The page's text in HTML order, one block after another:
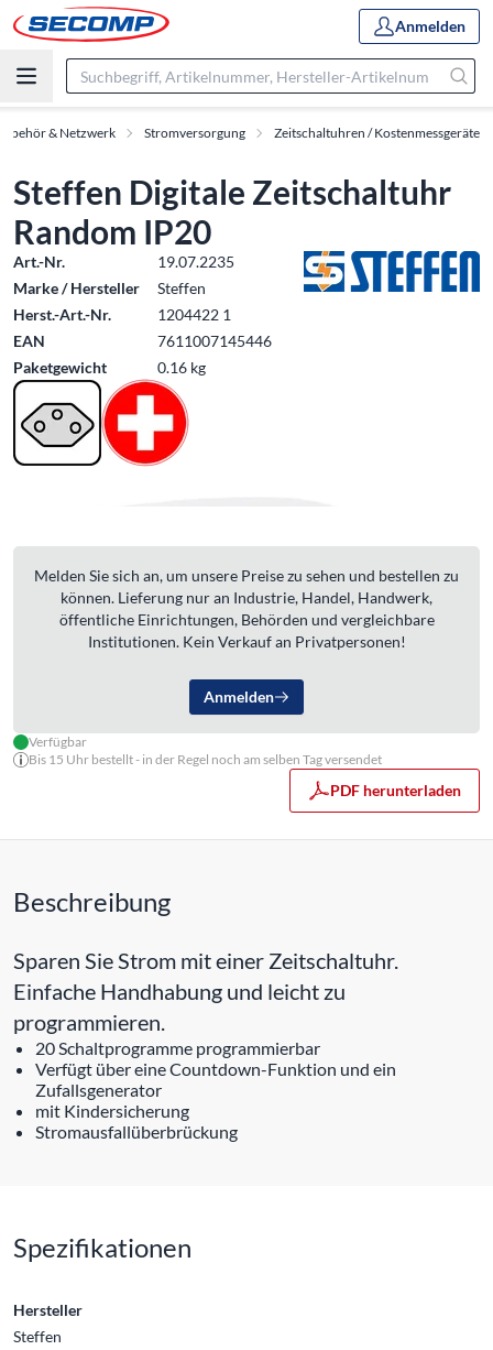
Anmelden
& Netzwerk Stromversorgung Zeitschaltuhren / Kostenmessgeräte
Steffen Digitale Zeitschaltuhr
Random IP20
Art.-Nr.
19.07.2235
Marke / Hersteller
Steffen
Herst.-Art.-Nr.
1204422 1
EAN
7611007145446
Paketgewicht
0.16 kg
Melden Sie sich an, um unsere Preise zu sehen und bestellen zu
können. Lieferung nur an Industrie, Handel, Handwerk,
öffentliche Einrichtungen, Behörden und vergleichbare
Institutionen. Kein Verkauf an Privatpersonen!
Anmelden
Verfügbar
Bis 15 Uhr bestellt - in der Regel noch am selben Tag versendet
PDF herunterladen
Beschreibung
Sparen Sie Strom mit einer Zeitschaltuhr.
Einfache Handhabung und leicht zu
programmieren.
20 Schaltprogramme programmierbar
Verfügt über eine Countdown-Funktion und ein
Zufallsgenerator
mit Kindersicherung
Stromausfallüberbrückung
Spezifikationen
Hersteller
Steffen